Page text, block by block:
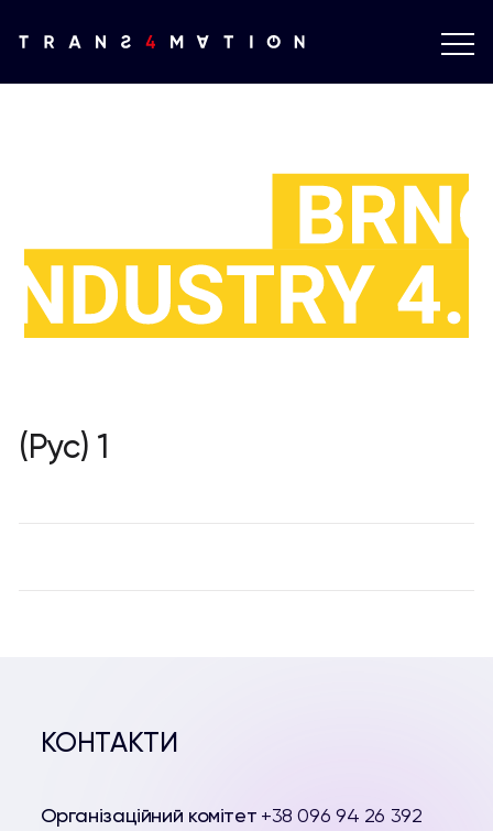
(Рус) 1
КОНТАКТИ
Організаційний комітет +38 096 94 26 392